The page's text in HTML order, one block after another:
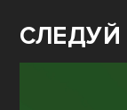
СЛЕДУЙ